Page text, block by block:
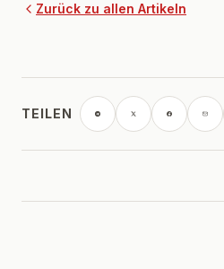
Zurück zu allen Artikeln
TEILEN